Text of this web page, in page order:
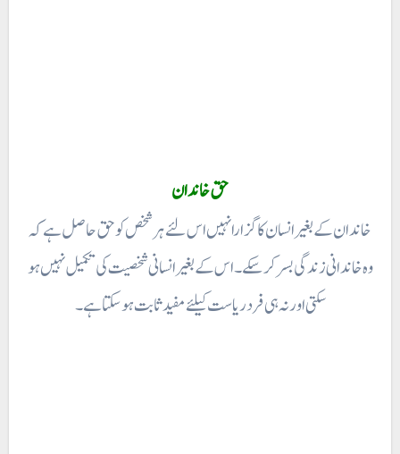
حق خاندان
خاندان کے بغیر انسان کا گزارا نہیں اس لئے ہر شخص کو حق حاصل ہے کہ
وہ خاندانی زندگی بسر کر سکے۔ اس کے بغیر انسانی شخصیت کی تکمیل نہیں ہو
سکتی اور نہ ہی فرد ریاست کیلئے مفید ثابت ہو سکتا ہے۔